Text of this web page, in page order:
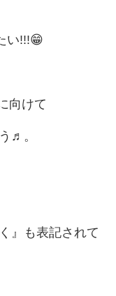
い!!!😁
向けて
♬。
』も表記されて